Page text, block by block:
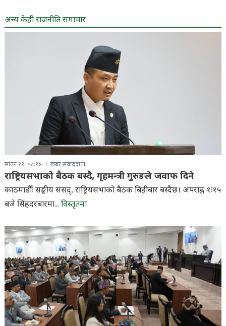
अन्य केही राजनीति समाचार
साउन २१, ०८:१४ खबर संवाददाता
राष्ट्रियसभाको बैठक बस्दै, गृहमन्त्री गुरुङले जवाफ दिने
काठमाडौँः सङ्घीय संसद्, राष्ट्रियसभाको बैठक बिहीबार बस्दैछ। अपराह्न १ः१५
बजे सिंहदरबारमा... विस्तृतमा